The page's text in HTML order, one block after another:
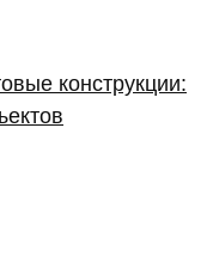
конструкции: